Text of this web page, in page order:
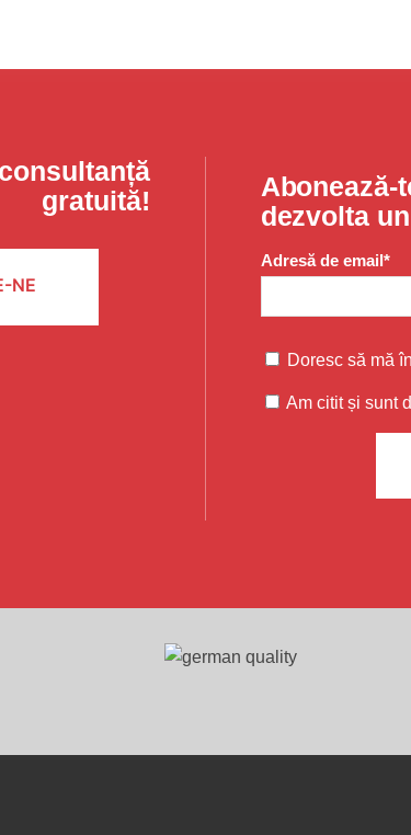
gratuită!
NE
Abonează-
dezvolta
Adresă de email*
Doresc să mă
Am citit și sunt